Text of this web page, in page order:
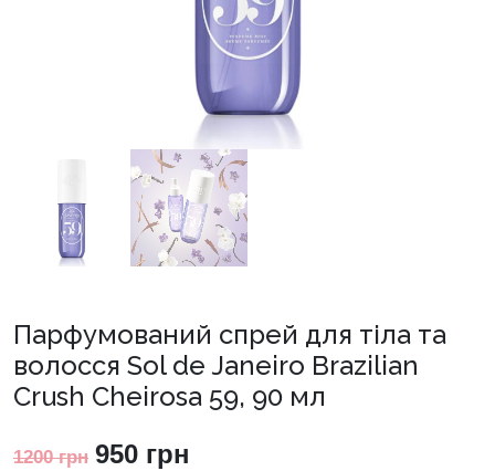
Парфумований спрей для тіла та
волосся Sol de Janeiro Brazilian
Crush Cheirosa 59, 90 мл
1200грн Оригінальна
950 грн